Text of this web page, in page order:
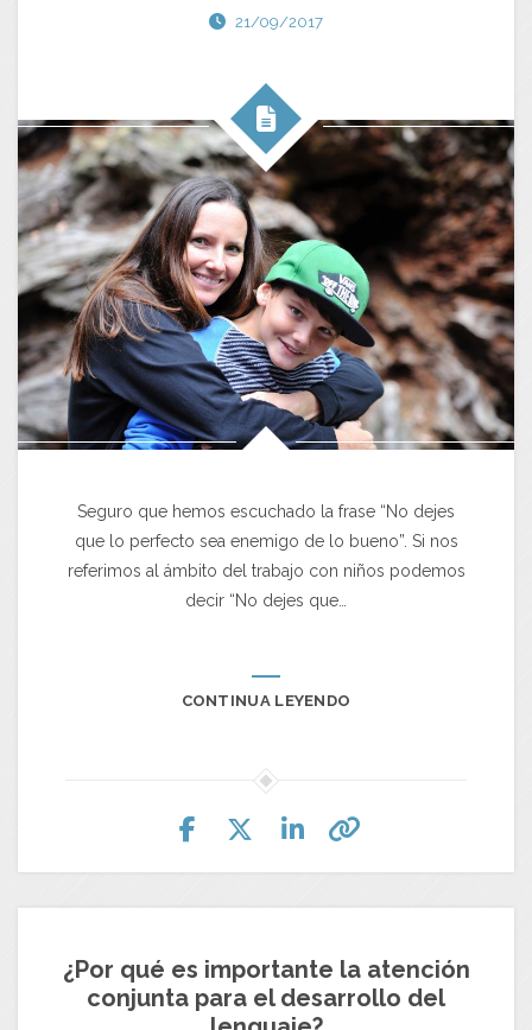
21/09/2017
Seguro que hemos escuchado la frase “No dejes
que lo perfecto sea enemigo de lo bueno”. Si nos
referimos al ámbito del trabajo con niños podemos
decir “No dejes que…
CONTINUA LEYENDO
¿Por qué es importante la atención
conjunta para el desarrollo del